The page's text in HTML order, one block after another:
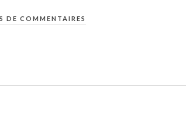
DE COMMENTAIRES